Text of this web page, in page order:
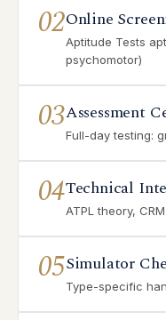
02Online
Aptitude Tests
psychomotor)
03Assessment
Full-day testing:
04Technical
ATPL theory,
05Simulator
Type-specific